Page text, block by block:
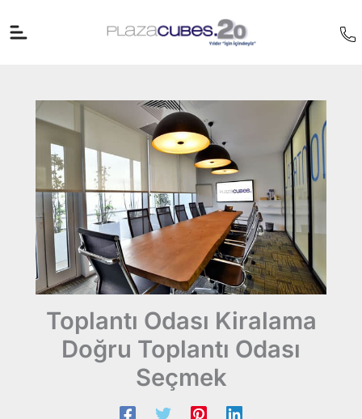
atla
Toplantı Odası Kiralama
Doğru Toplantı Odası
Seçmek